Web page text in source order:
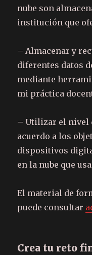
nube son
institución que
– Almacenar y
diferentes datos
mediante
mi práctica
– Utilizar el nivel
acuerdo a los
dispositivos
en la nube que
El material de
puede consultar
Crea tu reto